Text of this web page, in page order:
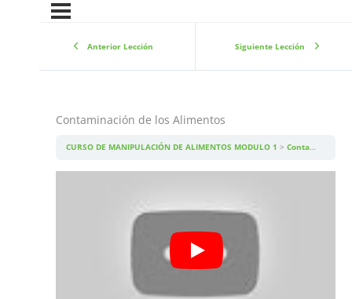
Anterior Lección Siguiente Lección
Contaminación de los Alimentos
CURSO DE MANIPULACIÓN DE ALIMENTOS MODULO 1 Contaminación de los Alimentos